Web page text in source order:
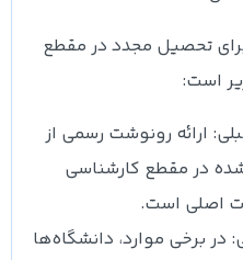
تحصیل مجدد در مقطع
است:
ارائه رونوشت رسمی از
در مقطع کارشناسی
اصلی است.
در برخی موارد، دانشگاه‌ها